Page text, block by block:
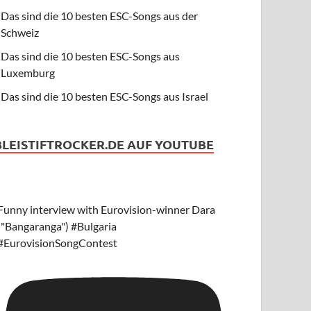
Das sind die 10 besten ESC-Songs aus der
Schweiz
Das sind die 10 besten ESC-Songs aus
Luxemburg
Das sind die 10 besten ESC-Songs aus Israel
AUF YOUTUBE
interview with Eurovision-winner Dara
#Bulgaria